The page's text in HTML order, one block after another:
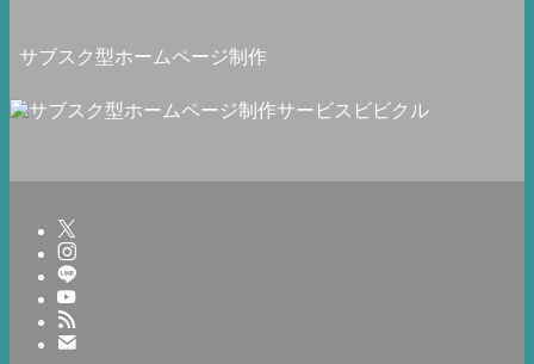
サブスク型ホームページ制作